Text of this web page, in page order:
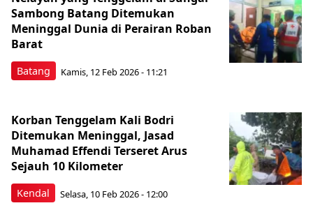
Batang
Sambong Batang Ditemukan
Meninggal Dunia di Perairan Roban
Barat
Kamis, 12 Feb 2026 - 11:21
Kendal
Korban Tenggelam Kali Bodri
Ditemukan Meninggal, Jasad
Muhamad Effendi Terseret Arus
Sejauh 10 Kilometer
Selasa, 10 Feb 2026 - 12:00